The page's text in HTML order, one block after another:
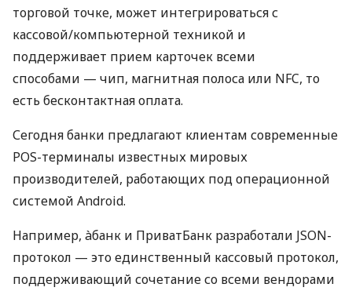
торговой точке, может интегрироваться с
кассовой/компьютерной техникой и
поддерживает прием карточек всеми
способами — чип, магнитная полоса или NFC, то
есть бесконтактная оплата.
Сегодня банки предлагают клиентам современные
POS-терминалы известных мировых
производителей, работающих под операционной
системой Android.
Например, àбанк и ПриватБанк разработали JSON-
протокол — это единственный кассовый протокол,
поддерживающий сочетание со всеми вендорами